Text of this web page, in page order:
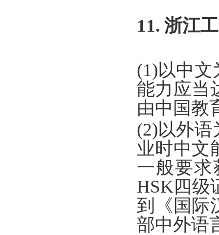
11. 浙江
(1)以中
能力应当
由中国教
(2)以外
业时中文
一般要求
HSK四级
到《国际
部中外语